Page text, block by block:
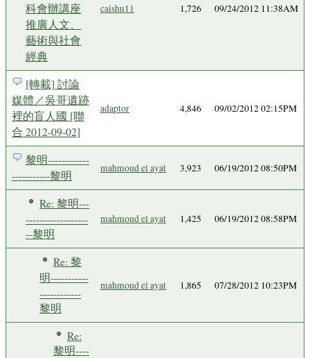
科會辦講座
推廣人文、
藝術與社會
經典
caishu11 1,726 09/24/2012 11:38AM
[轉載] 討論
媒體／吳哥遺跡
裡的盲人國 [聯
合 2012-09-02]
adaptor 4,846 09/02/2012 02:15PM
黎明------------
-----------黎明
mahmoud el ayat 3,923 06/19/2012 08:50PM
Re: 黎明---
------------------
--黎明
mahmoud el ayat 1,425 06/19/2012 08:58PM
Re: 黎
明-----------
------------
黎明
mahmoud el ayat 1,865 07/28/2012 10:23PM
Re:
黎明----